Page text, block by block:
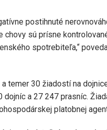
postihnuté
sú prísne
spotrebiteľa,“
temer 30 žiadostí na
dojníc a 27 247 prasníc.
platobnej